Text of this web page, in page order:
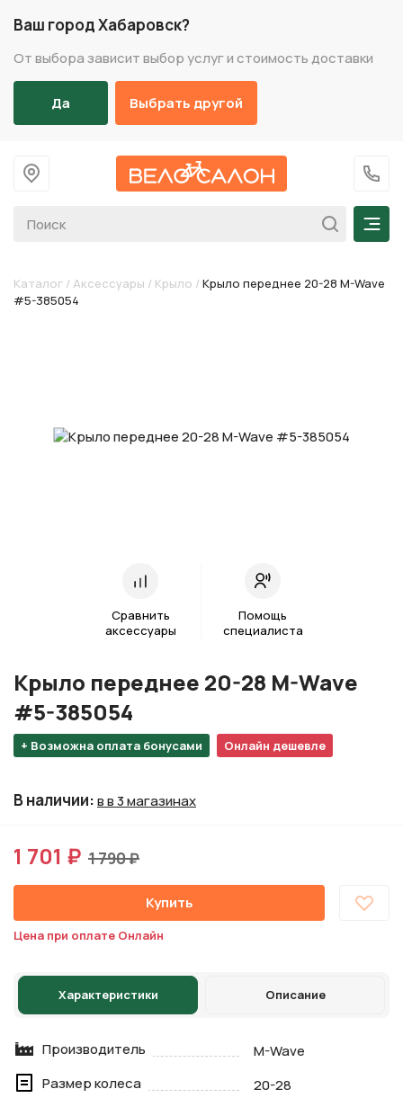
Ваш город Хабаровск?
От выбора зависит выбор услуг и стоимость доставки
Да Выбрать другой
На главную
+7
Каталог / Аксессуары / Крыло / Крыло переднее 20-28 M-Wave
#5-385054
Сравнить
аксессуары
Помощь
специалиста
+ Возможна оплата бонусами Онлайн дешевле
Крыло переднее 20-28 M-Wave
#5-385054
В наличии:в в 3 магазинах
1 701 ₽ 1 790 ₽
Купить
Цена при оплате Онлайн
Характеристики Описание
Производитель
M-Wave
Размер колеса
20-28